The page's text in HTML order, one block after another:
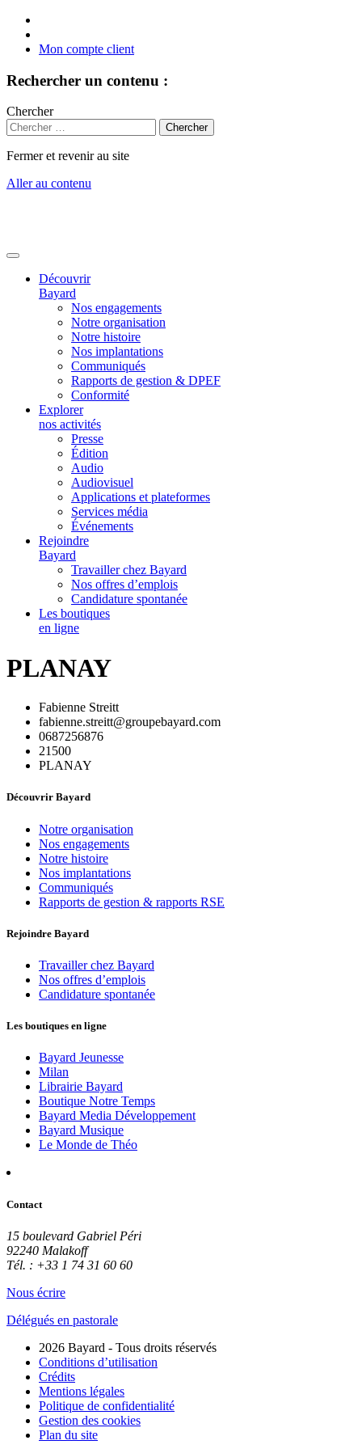
Mon compte client
Rechercher un contenu :
Chercher
Fermer et revenir au site
Aller au contenu
Découvrir
Bayard
Nos engagements
Notre organisation
Notre histoire
Nos implantations
Communiqués
Rapports de gestion & DPEF
Conformité
Explorer
nos activités
Presse
Édition
Audio
Audiovisuel
Applications et plateformes
Services média
Événements
Rejoindre
Bayard
Travailler chez Bayard
Nos offres d’emplois
Candidature spontanée
Les boutiques
en ligne
PLANAY
Fabienne Streitt
fabienne.streitt@groupebayard.com
0687256876
21500
PLANAY
Découvrir Bayard
Notre organisation
Nos engagements
Notre histoire
Nos implantations
Communiqués
Rapports de gestion & rapports RSE
Rejoindre Bayard
Travailler chez Bayard
Nos offres d’emplois
Candidature spontanée
Les boutiques en ligne
Bayard Jeunesse
Milan
Librairie Bayard
Boutique Notre Temps
Bayard Media Développement
Bayard Musique
Le Monde de Théo
Contact
15 boulevard Gabriel Péri
92240 Malakoff
Tél. : +33 1 74 31 60 60
Nous écrire
Délégués en pastorale
2026 Bayard - Tous droits réservés
Conditions d’utilisation
Crédits
Mentions légales
Politique de confidentialité
Gestion des cookies
Plan du site